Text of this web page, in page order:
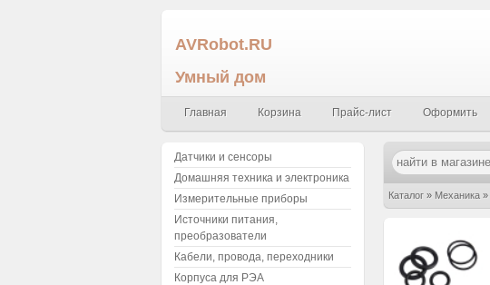
AVRobot.RU
Умный дом
Главная Корзина Прайс-лист Оформить
Каталог » Механика »
Датчики и сенсоры
Домашняя техника и электроника
Измерительные приборы
Источники питания,
преобразователи
Кабели, провода, переходники
Корпуса для РЭА